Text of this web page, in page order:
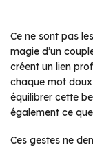
Ce ne sont pas
magie d’un
créent un lien
chaque mot
équilibrer cette
également ce
Ces gestes ne